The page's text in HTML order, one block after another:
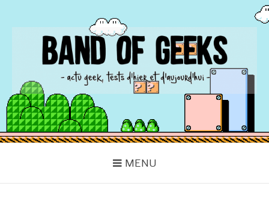
BAND OF GEEKS
Actu Geek d'hier et d'aujourd'hui
MENU